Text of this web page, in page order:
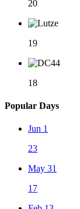
20
19
18
Popular Days
Jun 1
23
May 31
17